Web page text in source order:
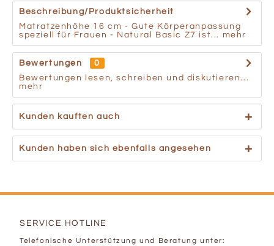
Beschreibung/Produktsicherheit
Matratzenhöhe 16 cm - Gute Körperanpassung
speziell für Frauen - Natural Basic Z7 ist...
mehr
Bewertungen
0
Bewertungen lesen, schreiben und diskutieren...
mehr
Kunden kauften auch
Kunden haben sich ebenfalls angesehen
SERVICE HOTLINE
Telefonische Unterstützung und Beratung unter: